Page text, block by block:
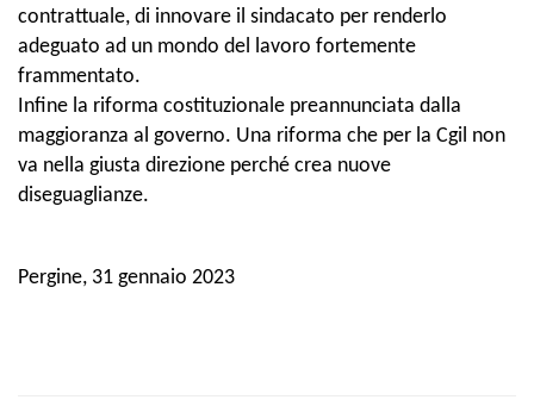
contrattuale, di innovare il sindacato per renderlo
adeguato ad un mondo del lavoro fortemente
frammentato.
Infine la riforma costituzionale preannunciata dalla
maggioranza al governo. Una riforma che per la Cgil non
va nella giusta direzione perché crea nuove
diseguaglianze.
Pergine, 31 gennaio 2023